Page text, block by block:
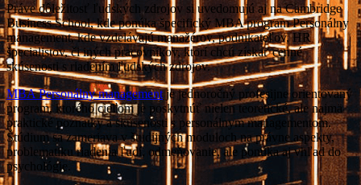
Práve dôležitosť ľudských zdrojov si uvedomujú aj na Cambridge
Business School, kde ponúka špecifický MBA program Personálny
management, kde vzdelávajú manažérov, podnikateľov, HR
špecialistov, či iných pracovníkov, ktorí chcú získať cenné
skúsenosti s riadením ľudských zdrojov.
MBA Personálny managementje jednoročný profesijne orientovaný
program, ktorého cieľom je poskytnúť nielen teoretické, ale najmä
praktické poznatky a skúsenosti s personálnym managementom.
Štúdium sa zameriava v študijných moduloch na právne aspekty,
problematiku riadenia ľudí, odmeňovanie, ale ponúka aj vhľad do
psychológie.